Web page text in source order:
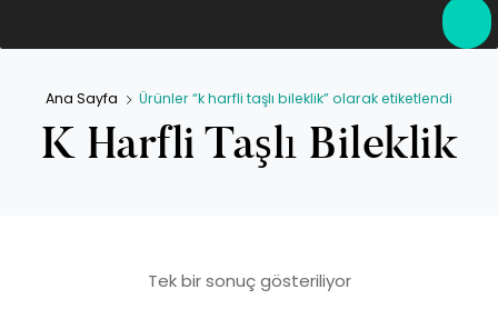
Ana Sayfa Ürünler “k harfli taşlı bileklik” olarak etiketlendi
K Harfli Taşlı Bileklik
Tek bir sonuç gösteriliyor